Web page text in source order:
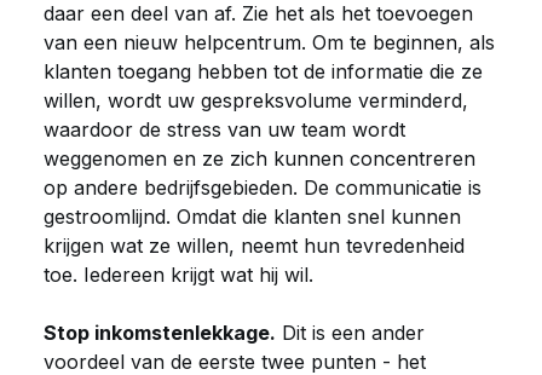
daar een deel van af. Zie het als het toevoegen
van een nieuw helpcentrum. Om te beginnen, als
klanten toegang hebben tot de informatie die ze
willen, wordt uw gespreksvolume verminderd,
waardoor de stress van uw team wordt
weggenomen en ze zich kunnen concentreren
op andere bedrijfsgebieden. De communicatie is
gestroomlijnd. Omdat die klanten snel kunnen
krijgen wat ze willen, neemt hun tevredenheid
toe. Iedereen krijgt wat hij wil.
Stop inkomstenlekkage. Dit is een ander
voordeel van de eerste twee punten - het